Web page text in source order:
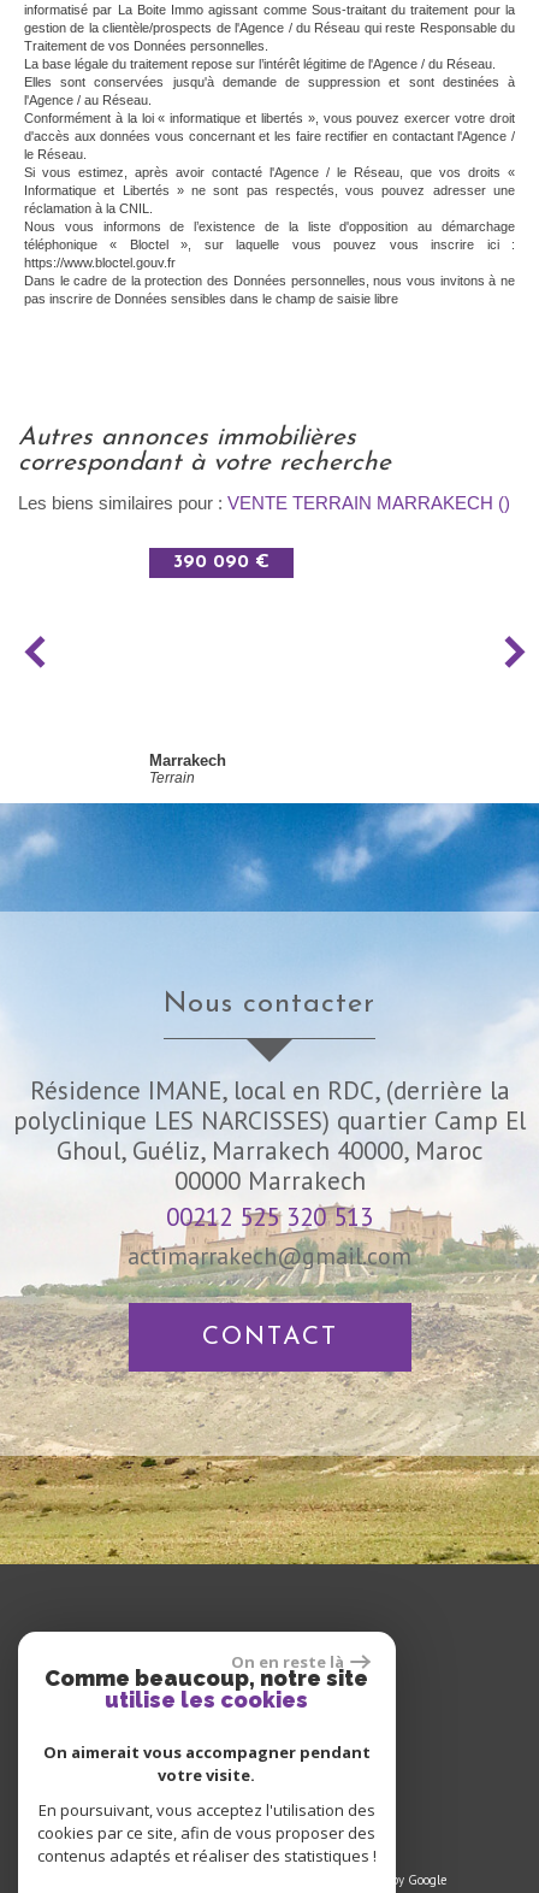
On en reste là
Comme beaucoup, notre site
utilise les cookies
On aimerait vous accompagner pendant
votre visite.
En poursuivant, vous acceptez l'utilisation des
cookies par ce site, afin de vous proposer des
contenus adaptés et réaliser des statistiques !
informatisé par La Boite Immo agissant comme Sous-traitant du traitement pour la
gestion de la clientèle/prospects de l'Agence / du Réseau qui reste Responsable du
Traitement de vos Données personnelles.
La base légale du traitement repose sur l’intérêt légitime de l'Agence / du Réseau.
Elles sont conservées jusqu'à demande de suppression et sont destinées à
l'Agence / au Réseau.
Conformément à la loi « informatique et libertés », vous pouvez exercer votre droit
d'accès aux données vous concernant et les faire rectifier en contactant l'Agence /
le Réseau.
Si vous estimez, après avoir contacté l'Agence / le Réseau, que vos droits «
Informatique et Libertés » ne sont pas respectés, vous pouvez adresser une
réclamation à la CNIL.
Nous vous informons de l’existence de la liste d'opposition au démarchage
téléphonique « Bloctel », sur laquelle vous pouvez vous inscrire ici :
https://www.bloctel.gouv.fr
Dans le cadre de la protection des Données personnelles, nous vous invitons à ne
pas inscrire de Données sensibles dans le champ de saisie libre
autres annonces immobilières
correspondant à votre recherche
Les biens similaires pour : VENTE TERRAIN MARRAKECH ()
390 090 €
Marrakech
Terrain
nous contacter
Résidence IMANE, local en RDC, (derrière la
polyclinique LES NARCISSES) quartier Camp El
Ghoul, Guéliz, Marrakech 40000, Maroc
00000 Marrakech
00212 525 320 513
actimarrakech@gmail.com
CONTACT
se connecter
© 2023 | Tous droits réservés | Traduction powered by Google